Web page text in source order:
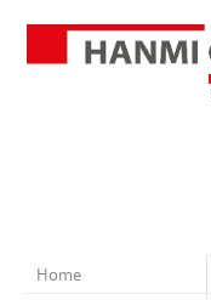
Home